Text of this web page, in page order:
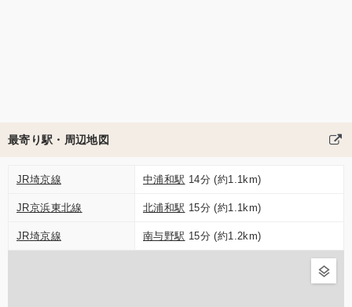
最寄り駅・周辺地図
JR埼京線 中浦和駅 14分 (約1.1km)
JR京浜東北線 北浦和駅 15分 (約1.1km)
JR埼京線 南与野駅 15分 (約1.2km)